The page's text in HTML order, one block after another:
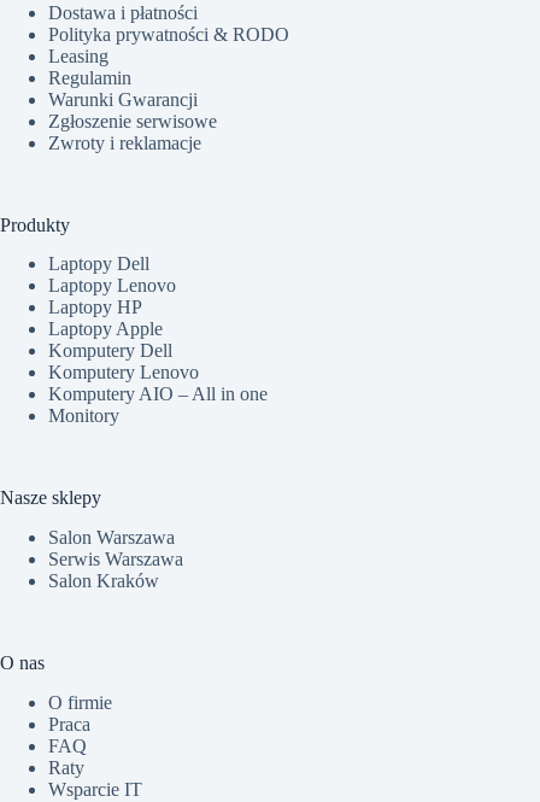
Dostawa i płatności
Polityka prywatności & RODO
Leasing
Regulamin
Warunki Gwarancji
Zgłoszenie serwisowe
Zwroty i reklamacje
Produkty
Laptopy Dell
Laptopy Lenovo
Laptopy HP
Laptopy Apple
Komputery Dell
Komputery Lenovo
Komputery AIO – All in one
Monitory
Nasze sklepy
Salon Warszawa
Serwis Warszawa
Salon Kraków
O nas
O firmie
Praca
FAQ
Raty
Wsparcie IT